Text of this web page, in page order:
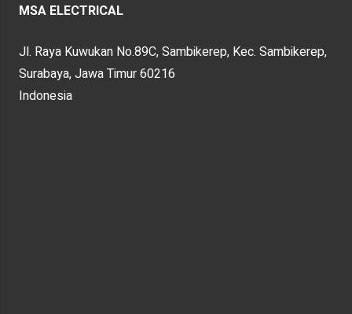
MSA ELECTRICAL
Jl. Raya Kuwukan No.89C, Sambikerep, Kec. Sambikerep,
Surabaya, Jawa Timur 60216
Indonesia